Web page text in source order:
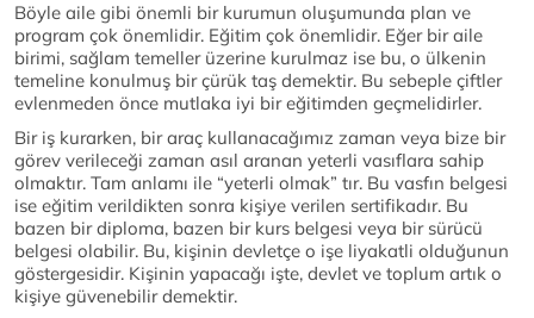
Böyle aile gibi önemli bir kurumun oluşumunda plan ve
program çok önemlidir. Eğitim çok önemlidir. Eğer bir aile
birimi, sağlam temeller üzerine kurulmaz ise bu, o ülkenin
temeline konulmuş bir çürük taş demektir. Bu sebeple çiftler
evlenmeden önce mutlaka iyi bir eğitimden geçmelidirler.
Bir iş kurarken, bir araç kullanacağımız zaman veya bize bir
görev verileceği zaman asıl aranan yeterli vasıflara sahip
olmaktır. Tam anlamı ile “yeterli olmak” tır. Bu vasfın belgesi
ise eğitim verildikten sonra kişiye verilen sertifikadır. Bu
bazen bir diploma, bazen bir kurs belgesi veya bir sürücü
belgesi olabilir. Bu, kişinin devletçe o işe liyakatli olduğunun
göstergesidir. Kişinin yapacağı işte, devlet ve toplum artık o
kişiye güvenebilir demektir.